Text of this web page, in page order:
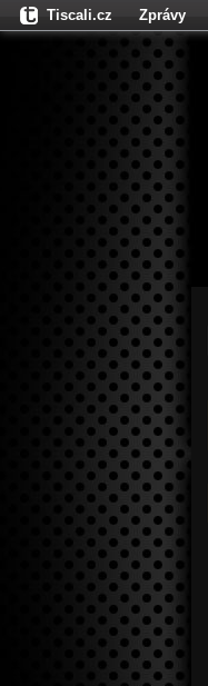
Tiscali.cz Zprávy
Fights.cz